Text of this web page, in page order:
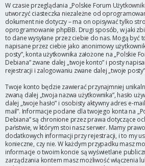
W czasie przeglądania „Polskie Forum
utworzyć ciasteczka niezależne od
dokument nie dotyczy – ma on opisywać tylko
oprogramowanie phpBB. Drugi sposób, w jaki
to dane wysyłane przez ciebie do nas. Mogą być
napisane przez ciebie jako anonimowy
posty”, konta użytkownika założone na „Polskie
Debiana” zwane dalej „twoje konto” i posty
rejestracji i zalogowaniu zwane dalej „twoje
Twoje konto będzie zawierać przynajmniej
zwaną dalej „twoja nazwa użytkownika”, hasło
dalej „twoje hasło” i osobisty aktywny adres e-
mail”. Informacje podane dla twojego konta na
Debiana” są chronione przez prawa dotyczące
państwie, w którym stoi nasz serwer. Mamy
dodatkowych informacji przy rejestracji, i to my
konieczne, czy nie. W każdym przypadku masz
informacje o twoim koncie są wyświetlane
zarządzania kontem masz możliwość włączenia